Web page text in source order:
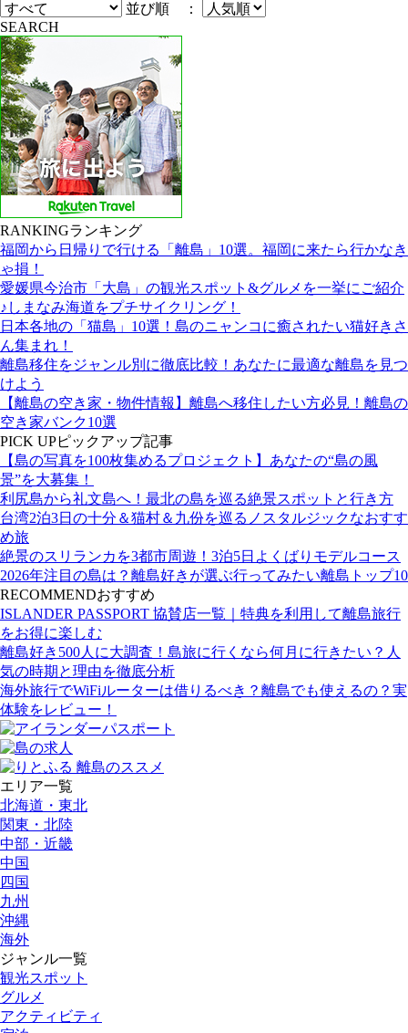
並び順 ：
SEARCH
RANKINGランキング
福岡から日帰りで行ける「離島」10選。福岡に来たら行かなき
ゃ損！
愛媛県今治市「大島」の観光スポット&グルメを一挙にご紹介
♪しまなみ海道をプチサイクリング！
日本各地の「猫島」10選！島のニャンコに癒されたい猫好きさ
ん集まれ！
離島移住をジャンル別に徹底比較！あなたに最適な離島を見つ
けよう
【離島の空き家・物件情報】離島へ移住したい方必見！離島の
空き家バンク10選
PICK UPピックアップ記事
【島の写真を100枚集めるプロジェクト】あなたの“島の風
景”を大募集！
利尻島から礼文島へ！最北の島を巡る絶景スポットと行き方
台湾2泊3日の十分＆猫村＆九份を巡るノスタルジックなおすす
め旅
絶景のスリランカを3都市周遊！3泊5日よくばりモデルコース
2026年注目の島は？離島好きが選ぶ行ってみたい離島トップ10
RECOMMENDおすすめ
ISLANDER PASSPORT 協賛店一覧｜特典を利用して離島旅行
をお得に楽しむ
離島好き500人に大調査！島旅に行くなら何月に行きたい？人
気の時期と理由を徹底分析
海外旅行でWiFiルーターは借りるべき？離島でも使えるの？実
体験をレビュー！
エリア一覧
北海道・東北
関東・北陸
中部・近畿
中国
四国
九州
沖縄
海外
ジャンル一覧
観光スポット
グルメ
アクティビティ